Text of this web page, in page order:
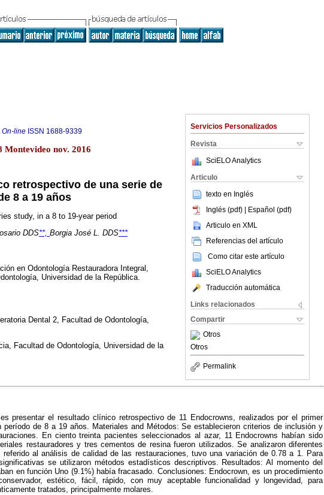
Servicios Personalizados
Revista
SciELO Analytics
Articulo
texto en Inglés
Inglés (pdf) | Español (pdf)
Articulo en XML
Referencias del artículo
Como citar este artículo
SciELO Analytics
Traducción automática
Links relacionados
Compartir
Otros
Otros
Permalink
On-line ISSN 1688-9339
Montevideo nov. 2016
retrospectivo de una serie de
8 a 19 años
study, in a 8 to 19-year period
DDS**, Borgia José L. DDS***
en Odontología Restauradora Integral,
Universidad de la República.
Dental 2, Facultad de Odontología,
Facultad de Odontología, Universidad de la
presentar el resultado clínico retrospectivo de 11 Endocrowns, realizados por el primer
período de 8 a 19 años. Materiales and Métodos: Se establecieron criterios de inclusión y
En ciento treinta pacientes seleccionados al azar, 11 Endocrowns habían sido
restauradores y tres cementos de resina fueron utilizados. Se analizaron diferentes
al análisis de calidad de las restauraciones, tuvo una variación de 0.78 a 1. Para
se utilizaron métodos estadísticos descriptivos. Resultados: Al momento del
en función Uno (9.1%) había fracasado. Conclusiones: Endocrown, es un procedimiento
estético, fácil, rápido, con muy aceptable funcionalidad y longevidad, para
tratados, principalmente molares.